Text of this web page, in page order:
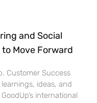
and Social
Move Forward
Customer Success
ideas, and
international